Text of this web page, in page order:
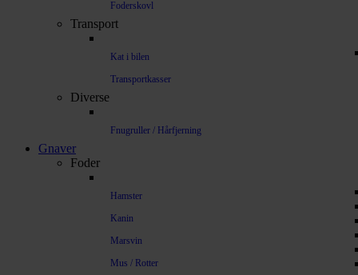
Foderskovl
Transport
Kat i bilen
Transportkasser
Diverse
Fnugruller / Hårfjerning
Gnaver
Foder
Hamster
Kanin
Marsvin
Mus / Rotter